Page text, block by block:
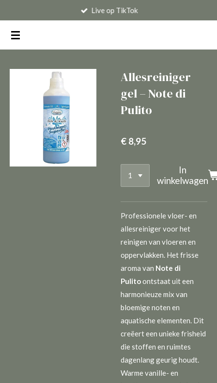
naar
de
Live op TikTok
Allesreiniger
gel – Note di
Pulito
€ 8,95
In
winkelwagen
Professionele vloer- en
allesreiniger voor het
reinigen van vloeren en
oppervlakken. Het frisse
aroma van Note di
Pulitoontstaat uit een
harmonieuze mix van
bloemige noten en
aquatische elementen. Dit
creëert een unieke frisheid
die stoffen en ruimtes
dagenlang geurig houdt.
Warme vanille- en